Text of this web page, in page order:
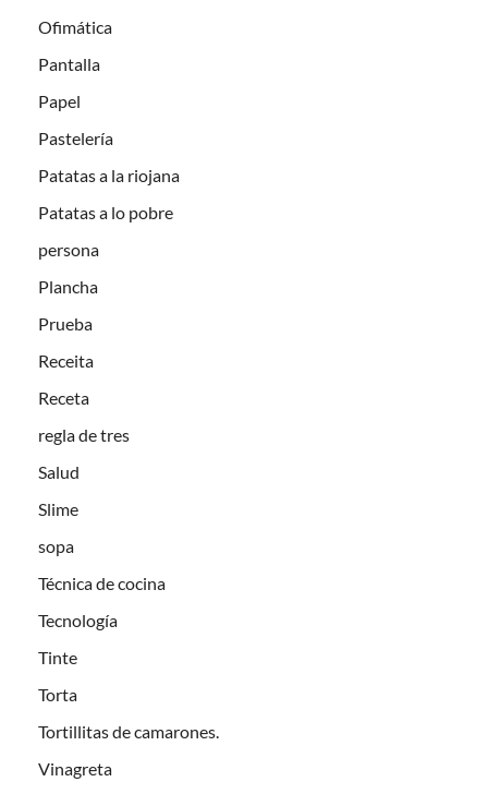
Ofimática
Pantalla
Papel
Pastelería
Patatas a la riojana
Patatas a lo pobre
persona
Plancha
Prueba
Receita
Receta
regla de tres
Salud
Slime
sopa
Técnica de cocina
Tecnología
Tinte
Torta
Tortillitas de camarones.
Vinagreta